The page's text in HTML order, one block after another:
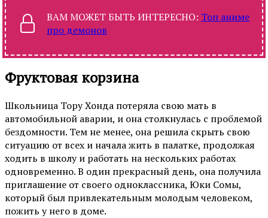
ВАМ МОЖЕТ БЫТЬ ИНТЕРЕСНО: Топ аниме
про демонов
Фруктовая корзина
Школьница Тору Хонда потеряла свою мать в
автомобильной аварии, и она столкнулась с проблемой
бездомности. Тем не менее, она решила скрыть свою
ситуацию от всех и начала жить в палатке, продолжая
ходить в школу и работать на нескольких работах
одновременно. В один прекрасный день, она получила
приглашение от своего одноклассника, Юки Сомы,
который был привлекательным молодым человеком,
пожить у него в доме.